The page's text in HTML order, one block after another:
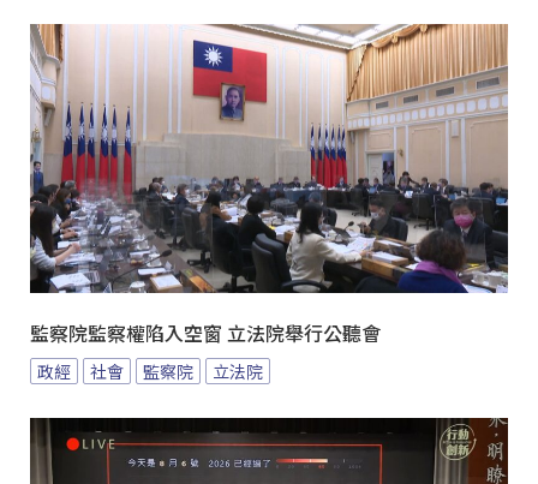
監察院監察權陷入空窗 立法院舉行公聽會
政經 社會 監察院 立法院